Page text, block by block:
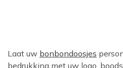
Laat uw bonbondoosjes
bedrukking met uw logo,